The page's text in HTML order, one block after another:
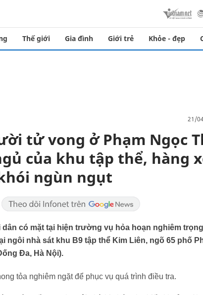
Thế giới Gia đình Giới trẻ Khỏe - đẹp
21/
tử vong ở Phạm Ngọc
của khu tập thể, hàng
ngùn ngụt
dân có mặt tại hiện trường vụ hỏa hoạn nghiêm
ngôi nhà sát khu B9 tập thể Kim Liên, ngõ 65 phố
Đa, Hà Nội).
tỏa nghiêm ngặt để phục vụ quá trình điều tra.